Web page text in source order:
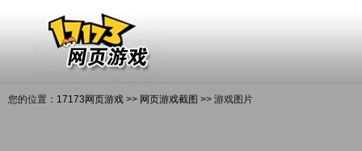
您的位置： 17173网页游戏 >> 网页游戏截图 >> 游戏图片